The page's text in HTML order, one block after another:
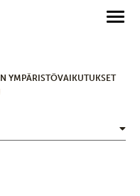
YMPÄRISTÖVAIKUTUKSET